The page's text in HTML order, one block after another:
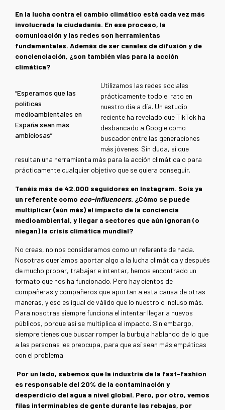
En la lucha contra el cambio climático está cada vez más
involucrada la ciudadanía. En ese proceso, la
comunicación y las redes son herramientas
fundamentales. Además de ser canales de difusión y de
concienciación, ¿son también vías para la acción
climática?
“Esperamos que las
políticas
medioambientales en
España sean más
ambiciosas”
Utilizamos las redes sociales
prácticamente todo el rato en
nuestro día a día. Un estudio
reciente ha revelado que TikTok ha
desbancado a Google como
buscador entre las generaciones
más jóvenes. Sin duda, sí que
resultan una herramienta más para la acción climática o para
prácticamente cualquier objetivo que se quiera conseguir.
Tenéis más de 42.000 seguidores en Instagram. Sois ya
un referente como eco-influencers. ¿Cómo se puede
multiplicar (aún más) el impacto de la conciencia
medioambiental, y llegar a sectores que aún ignoran (o
niegan) la crisis climática mundial?
No creas, no nos consideramos como un referente de nada.
Nosotras queríamos aportar algo a la lucha climática y después
de mucho probar, trabajar e intentar, hemos encontrado un
formato que nos ha funcionado. Pero hay cientos de
compañeras y compañeros que aportan a esta causa de otras
maneras, y eso es igual de válido que lo nuestro o incluso más.
Para nosotras siempre funciona el intentar llegar a nuevos
públicos, porque así se multiplica el impacto. Sin embargo,
siempre tienes que buscar romper la burbuja hablando de lo que
a las personas les preocupa, para que así sean más empáticas
con el problema
Por un lado, sabemos que la industria de la fast-fashion
es responsable del 20% de la contaminación y
desperdicio del agua a nivel global. Pero, por otro, vemos
filas interminables de gente durante las rebajas, por